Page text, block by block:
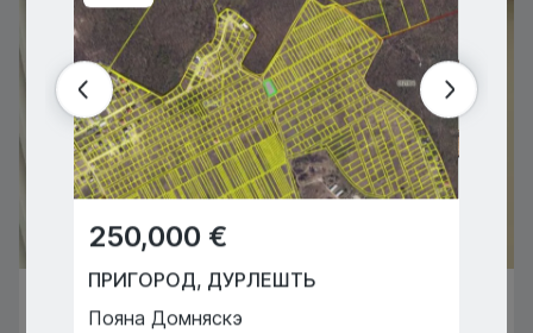
129,900 €
250,000 €
ПРИГОРОД, ДУРЛЕШТЬ
Пояна Домняскэ